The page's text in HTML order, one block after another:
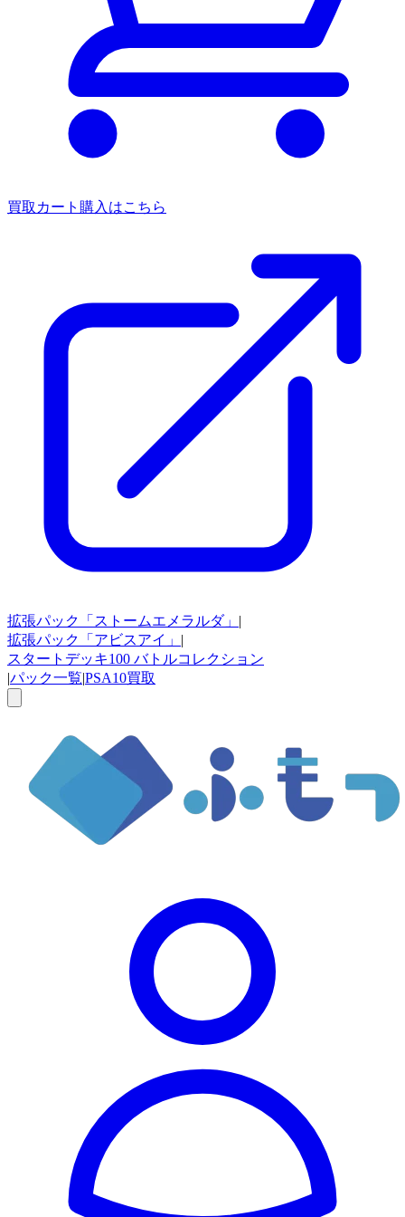
買取カート 購入はこちら
拡張パック 「ストームエメラルダ」 |
拡張パック
「アビスアイ」 |
スタートデッキ100 バトルコレクション
|パック一覧|PSA10買取